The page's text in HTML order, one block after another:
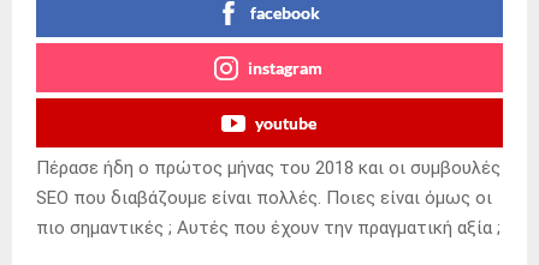
facebook
instagram
youtube
Πέρασε ήδη ο πρώτος μήνας του 2018 και οι συμβουλές
SEO που διαβάζουμε είναι πολλές. Ποιες είναι όμως οι
πιο σημαντικές ; Αυτές που έχουν την πραγματική αξία ;